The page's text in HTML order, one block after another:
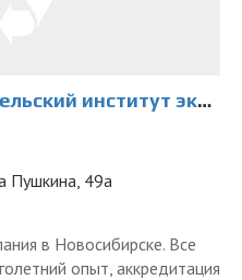
экспертиз в Новосибирске
Пушкина, 49а
в Новосибирске. Все
опыт, аккредитация